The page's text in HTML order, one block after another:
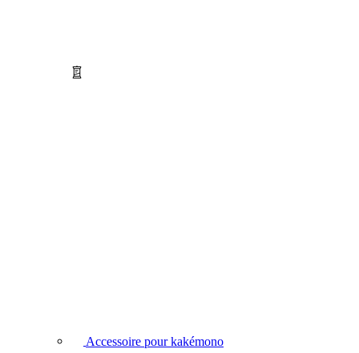
Accessoire pour kakémono